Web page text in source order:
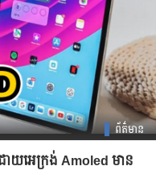
ព័ត៌មាន
យអេក្រង់ Amoled មាន